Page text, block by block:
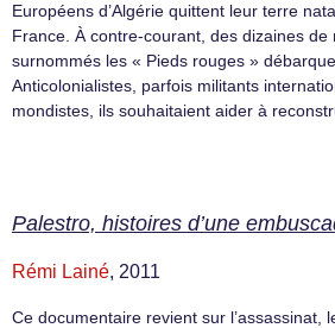
Européens d’Algérie quittent leur terre
France. À contre-courant, des dizaines de
surnommés les « Pieds rouges »
Anticolonialistes, parfois militants
mondistes, ils souhaitaient aider à
Palestro, histoires d’une
Rémi Lainé, 2011
Ce documentaire revient sur l’assassinat,